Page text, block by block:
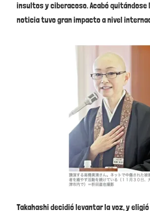
insultos y ciberacoso. Acabó quitándose
noticia tuvo gran impacto a nivel
Takahashi decidió levantar la voz, y